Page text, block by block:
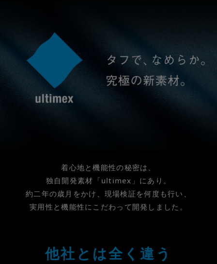
着心地と機能性の秘密は、
独自開発素材「ultimex」にあり。
約二年の歳月をかけ、現場検証を何度も行い、
実用性と機能性にこだわって開発しました。
他社とは全く違う